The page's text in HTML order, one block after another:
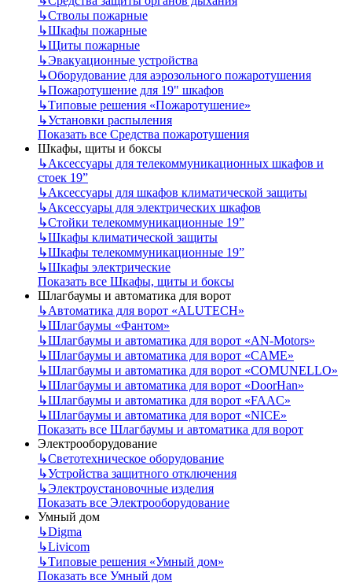
↳Стволы пожарные
↳Шкафы пожарные
↳Щиты пожарные
↳Эвакуационные устройства
↳Оборудование для аэрозольного пожаротушения
↳Пожаротушение для 19" шкафов
↳Типовые решения «Пожаротушение»
↳Установки распыления
Показать все Средства пожаротушения
Шкафы, щиты и боксы
↳Аксессуары для телекоммуникационных шкафов и
стоек 19”
↳Аксессуары для шкафов климатической защиты
↳Аксессуары для электрических шкафов
↳Стойки телекоммуникационные 19”
↳Шкафы климатической защиты
↳Шкафы телекоммуникационные 19”
↳Шкафы электрические
Показать все Шкафы, щиты и боксы
Шлагбаумы и автоматика для ворот
↳Автоматика для ворот «ALUTECH»
↳Шлагбаумы «Фантом»
↳Шлагбаумы и автоматика для ворот «AN-Motors»
↳Шлагбаумы и автоматика для ворот «CAME»
↳Шлагбаумы и автоматика для ворот «COMUNELLO»
↳Шлагбаумы и автоматика для ворот «DoorHan»
↳Шлагбаумы и автоматика для ворот «FAAC»
↳Шлагбаумы и автоматика для ворот «NICE»
Показать все Шлагбаумы и автоматика для ворот
Электрооборудование
↳Светотехническое оборудование
↳Устройства защитного отключения
↳Электроустановочные изделия
Показать все Электрооборудование
Умный дом
↳Digma
↳Livicom
↳Типовые решения «Умный дом»
Показать все Умный дом